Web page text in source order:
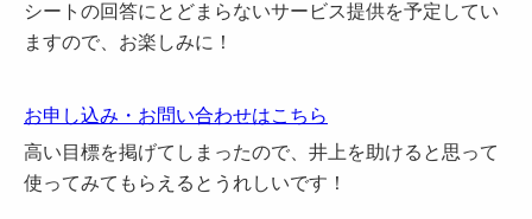
シートの回答にとどまらないサービス提供を予定してい
ますので、お楽しみに！
お申し込み・お問い合わせはこちら
高い目標を掲げてしまったので、井上を助けると思って
使ってみてもらえるとうれしいです！